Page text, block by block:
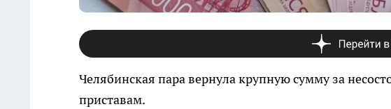
Челябинская пара вернула крупную сумму за
приставам.